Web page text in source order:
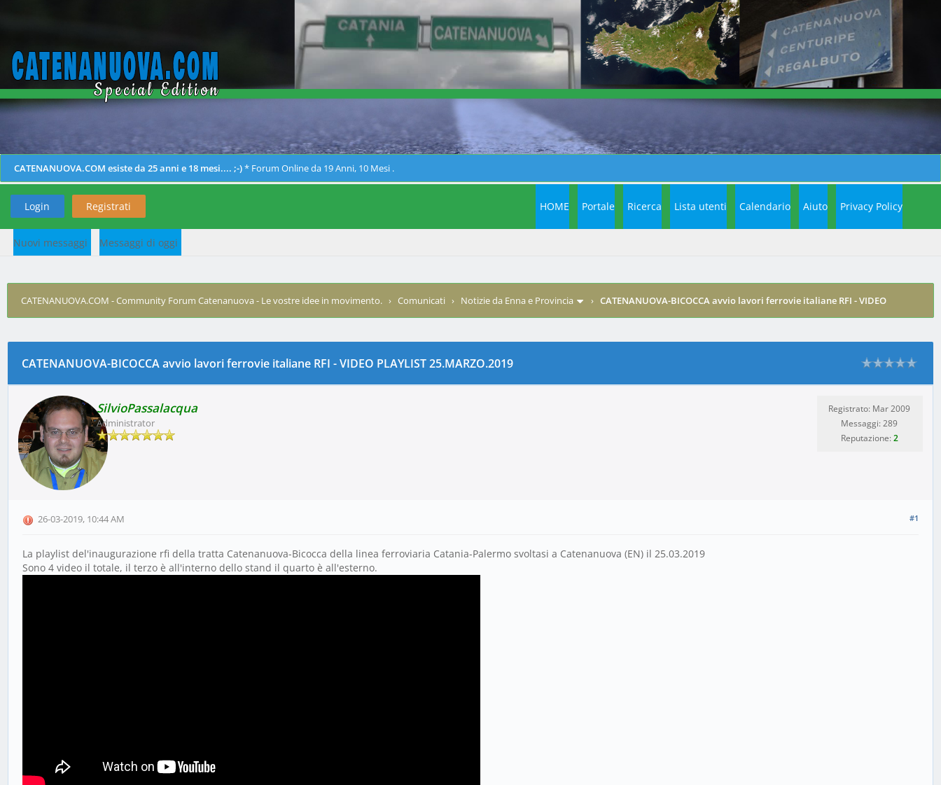
CATENANUOVA.COM esiste da 25 anni e 18 mesi.... ;-)* Forum Online da 19 Anni, 10 Mesi .
Login Registrati HOME Portale Ricerca Lista utenti Calendario Aiuto Privacy Policy
Nuovi messaggi Messaggi di oggi
CATENANUOVA.COM - Community Forum Catenanuova - Le vostre idee in movimento. › Comunicati › Notizie da Enna e Provincia › CATENANUOVA-BICOCCA avvio lavori ferrovie italiane RFI - VIDEO
0 voto(i) - 0 media
1
2
3
4
5
CATENANUOVA-BICOCCA avvio lavori ferrovie italiane RFI - VIDEO PLAYLIST 25.MARZO.2019
SilvioPassalacqua
Administrator
Registrato: Mar 2009
Messaggi: 289
Reputazione: 2
#1
26-03-2019, 10:44 AM
La playlist del'inaugurazione rfi della tratta Catenanuova-Bicocca della linea ferroviaria Catania-Palermo svoltasi a Catenanuova (EN) il 25.03.2019
Sono 4 video il totale, il terzo è all'interno dello stand il quarto è all'esterno.